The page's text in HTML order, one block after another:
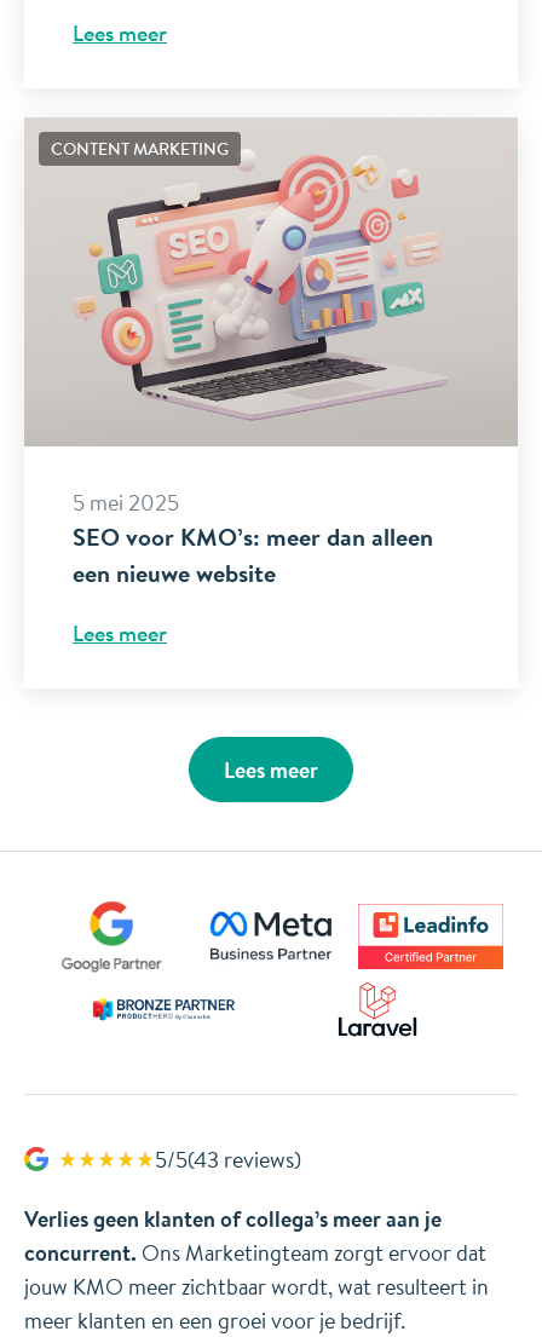
Lees meer
CONTENT MARKETING
5 mei 2025
SEO voor KMO’s: meer dan alleen
een nieuwe website
Lees meer
Lees meer
5/5(43 reviews)
Verlies geen klanten of collega’s meer aan je
concurrent. Ons Marketingteam zorgt ervoor dat
jouw KMO meer zichtbaar wordt, wat resulteert in
meer klanten en een groei voor je bedrijf.